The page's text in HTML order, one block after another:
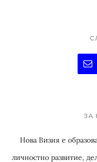
ЗА
Нова Визия е
личностно развитие,